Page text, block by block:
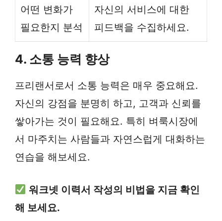
어떤 변화가
필요한지 분석
자신의 서비스에 대한
피드백을 수집하세요.
4. 소통 능력 향상
프리랜서로서 소통 능력은 매우 중요해요.
자신의 강점을 분명히 하고, 고객과 신뢰를
쌓아가는 것이 필요해요. 특히 벼룩시장에
서 마주치는 사람들과 자연스럽게 대화하는
연습을 해보세요.
워크넷 이력서 작성의 비법을 지금 확인
해 보세요.